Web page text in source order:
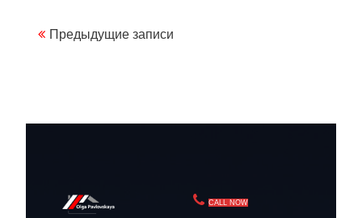
Навигация
Предыдущие записи
CALL NOW